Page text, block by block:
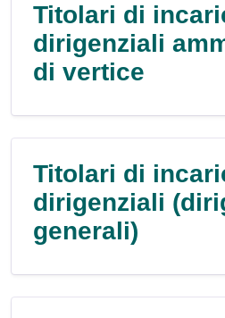
Titolari di
dirigenziali
di vertice
Titolari di
dirigenziali
generali)